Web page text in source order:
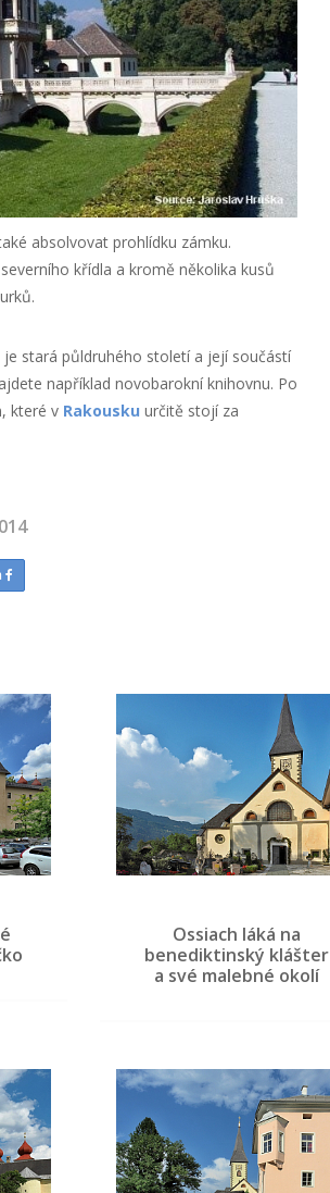
absolvovat prohlídku zámku.
křídla a kromě několika kusů
stará půldruhého století a její součástí
například novobarokní knihovnu. Po
které v Rakousku určitě stojí za
Ossiach láká na
benediktinský klášter
a své malebné okolí